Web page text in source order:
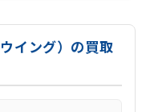
イング）の買取